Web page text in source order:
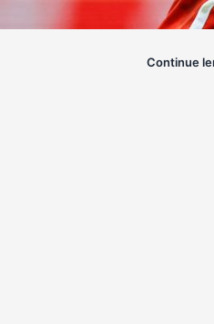
Continue